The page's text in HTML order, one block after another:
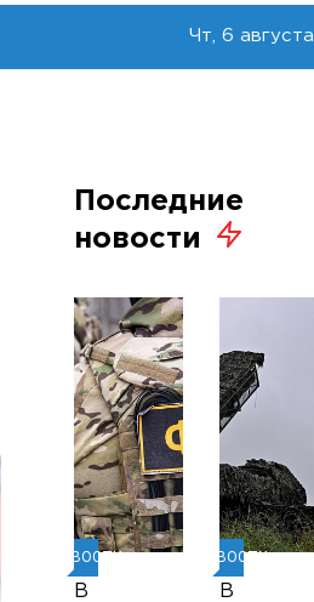
Чт, 6 августа
Последние
новости
НОВОСТИ
В
НОВОСТИ
В